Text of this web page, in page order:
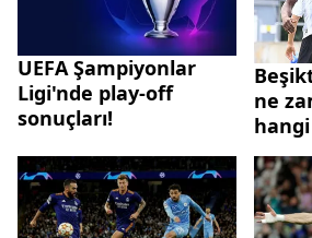
UEFA Şampiyonlar
Ligi'nde play-off
sonuçları!
ne